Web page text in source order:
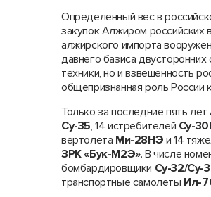
Определенный вес в
закупок Алжиром российских
алжирского импорта
давнего базиса
техники, но и взвешенность
общепризнанная роль России
Только за последние пять
Су-35, 14 истребителей Су-
вертолета Ми-28НЭ и 14
ЗРК «Бук-М2Э». В числе
бомбардировщики Су-32/Су-
транспортные самолеты Ил-